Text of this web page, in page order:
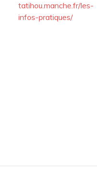
tatihou.manche.fr/les-
infos-pratiques/